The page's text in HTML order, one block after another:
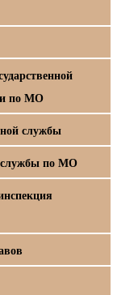
по МО
службы
службы по МО